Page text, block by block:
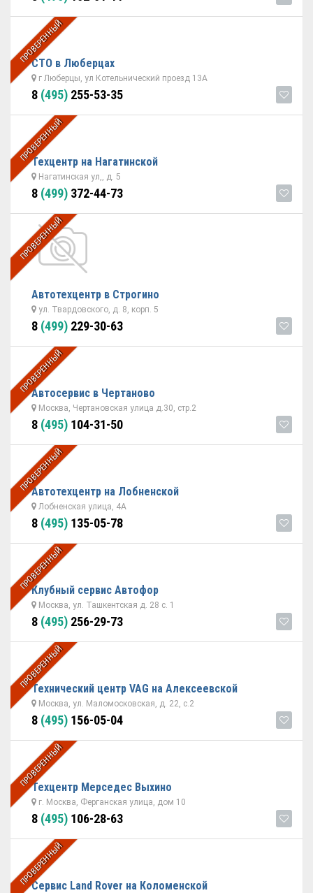
ПРОВЕРЕННЫЙ
СТО в Люберцах
г Люберцы, ул Котельнический проезд 13А
8 (495) 255-53-35
ПРОВЕРЕННЫЙ
Техцентр на Нагатинской
Нагатинская ул,, д. 5
8 (499) 372-44-73
ПРОВЕРЕННЫЙ
Автотехцентр в Строгино
ул. Твардовского, д. 8, корп. 5
8 (499) 229-30-63
ПРОВЕРЕННЫЙ
Автосервис в Чертаново
Москва, Чертановская улица д.30, стр.2
8 (495) 104-31-50
ПРОВЕРЕННЫЙ
Автотехцентр на Лобненской
Лобненская улица, 4А
8 (495) 135-05-78
ПРОВЕРЕННЫЙ
Клубный сервис Автофор
Москва, ул. Ташкентская д. 28 с. 1
8 (495) 256-29-73
ПРОВЕРЕННЫЙ
Технический центр VAG на Алексеевской
Москва, ул. Маломосковская, д. 22, с.2
8 (495) 156-05-04
ПРОВЕРЕННЫЙ
Техцентр Мерседес Выхино
г. Москва, Ферганская улица, дом 10
8 (495) 106-28-63
ПРОВЕРЕННЫЙ
Сервис Land Rover на Коломенской